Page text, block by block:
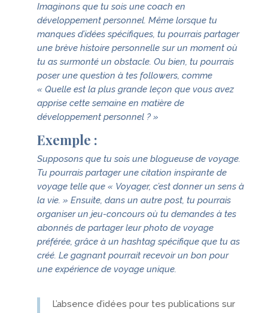
Imaginons que tu sois une coach en
développement personnel. Même lorsque tu
manques d’idées spécifiques, tu pourrais partager
une brève histoire personnelle sur un moment où
tu as surmonté un obstacle. Ou bien, tu pourrais
poser une question à tes followers, comme
« Quelle est la plus grande leçon que vous avez
apprise cette semaine en matière de
développement personnel ? »
Exemple :
Supposons que tu sois une blogueuse de voyage.
Tu pourrais partager une citation inspirante de
voyage telle que « Voyager, c’est donner un sens à
la vie. » Ensuite, dans un autre post, tu pourrais
organiser un jeu-concours où tu demandes à tes
abonnés de partager leur photo de voyage
préférée, grâce à un hashtag spécifique que tu as
créé. Le gagnant pourrait recevoir un bon pour
une expérience de voyage unique.
L’absence d’idées pour tes publications sur